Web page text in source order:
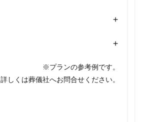
+
+
※プランの参考例です。
詳しくは葬儀社へお問合せください。